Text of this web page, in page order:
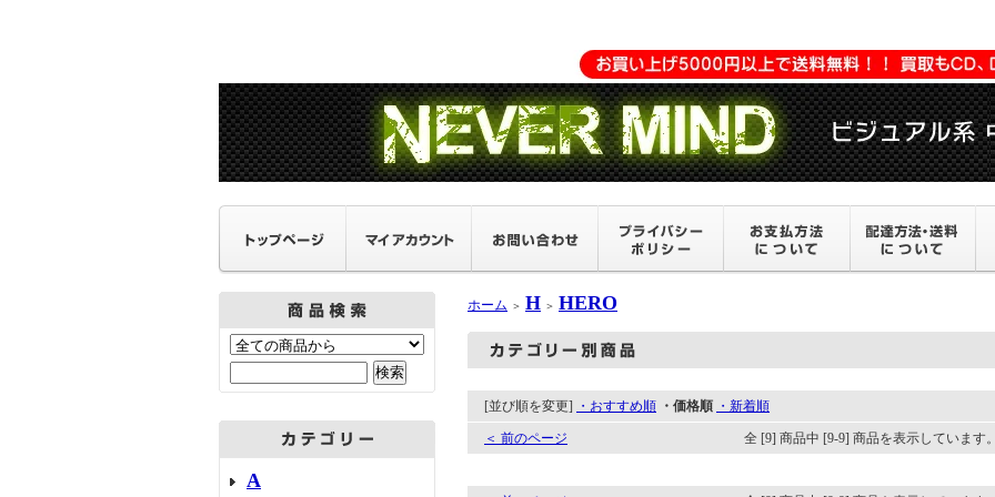
A
ホーム ＞ H ＞ HERO
[並び順を変更] ・おすすめ順 ・価格順 ・新着順
＜ 前のページ 全 [9] 商品中 [9-9] 商品を表示しています